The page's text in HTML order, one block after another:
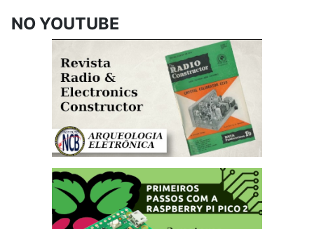
NO YOUTUBE